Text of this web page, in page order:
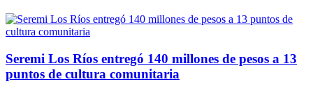
Seremi Los Ríos entregó 140 millones de pesos a 13
puntos de cultura comunitaria